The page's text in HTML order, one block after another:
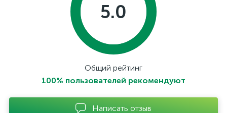
5.0
Общий рейтинг
100% пользователей рекомендуют
Написать отзыв